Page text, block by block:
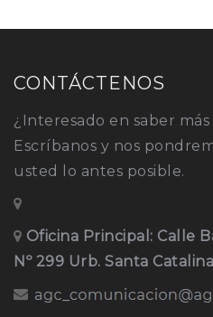
CONTÁCTENOS
¿Interesado en saber
Escríbanos y nos
usted lo antes posible.
Oficina Principal: Calle
Nº 299 Urb. Santa